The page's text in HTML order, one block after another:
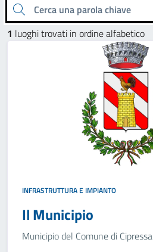
Cerca una parola chiave
1 luoghi trovati in ordine alfabetico
INFRASTRUTTURA E IMPIANTO
Il Municipio
Municipio del Comune di Cipressa